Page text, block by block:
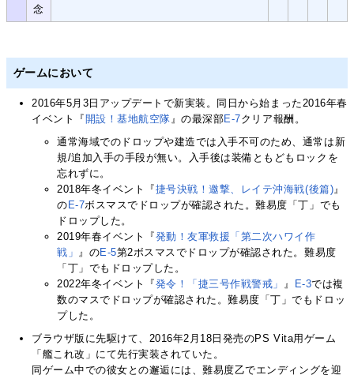
念
ゲームにおいて
2016年5月3日アップデートで新実装。同日から始まった2016年春
イベント『 開設！基地航空隊 』の最深部E-7クリア報酬。
通常海域でのドロップや建造では入手不可のため、通常は新
規/追加入手の手段が無い。入手後は装備ともどもロックを
忘れずに。
2018年冬イベント『捷号決戦！邀撃、レイテ沖海戦(後篇) 』
の E-7ボスマスでドロップが確認された。難易度「丁」でも
ドロップした。
2019年春イベント『発動！友軍救援「第二次ハワイ作
戦」
』のE-5第2ボスマスでドロップが確認された。難易度
「丁」でもドロップした。
2022年冬イベント『発令！「捷三号作戦警戒」 』 E-3では複
数のマスでドロップが確認された。難易度「丁」でもドロッ
プした。
ブラウザ版に先駆けて、2016年2月18日発売のPS Vita用ゲーム
「艦これ改」にて先行実装されていた。
同ゲーム中での彼女との邂逅には、難易度乙でエンディングを迎